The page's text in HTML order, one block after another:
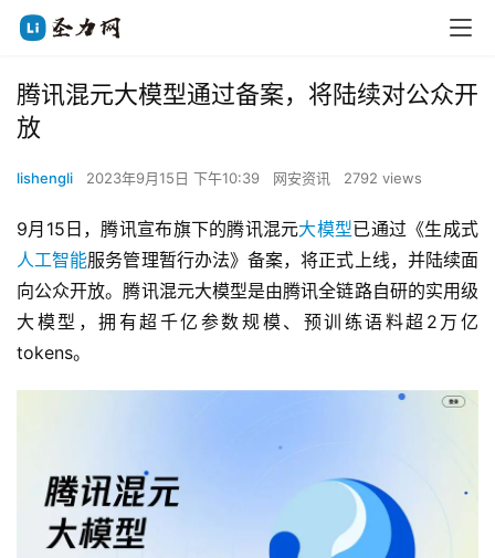
腾讯混元大模型通过备案，将陆续对公众开
放
lishengli 2023年9月15日 下午10:39 网安资讯 2792 views
9月15日，腾讯宣布旗下的腾讯混元大模型已通过《生成式
人工智能服务管理暂行办法》备案，将正式上线，并陆续面
向公众开放。腾讯混元大模型是由腾讯全链路自研的实用级
大模型，拥有超千亿参数规模、预训练语料超2万亿
tokens。